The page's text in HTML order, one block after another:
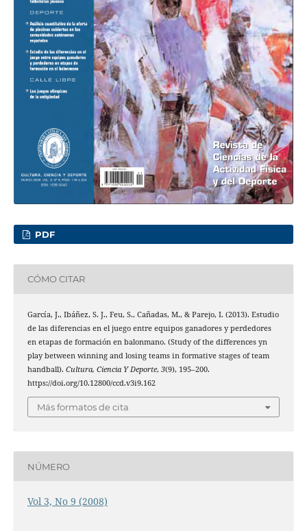
PDF
CÓMO CITAR
García, J., Ibáñez, S. J., Feu, S., Cañadas, M., & Parejo, I. (2013). Estudio
de las diferencias en el juego entre equipos ganadores y perdedores
en etapas de formación en balonmano. (Study of the differences yn
play between winning and losing teams in formative stages of team
handball). Cultura, Ciencia Y Deporte, 3(9), 195–200.
https://doi.org/10.12800/ccd.v3i9.162
Más formatos de cita
NÚMERO
Vol 3, No 9 (2008)